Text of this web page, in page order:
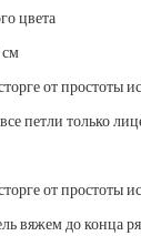
цвета
см
петли только
вяжем до конца